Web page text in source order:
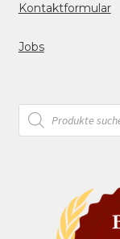
Kontaktformular
Jobs
Products
search